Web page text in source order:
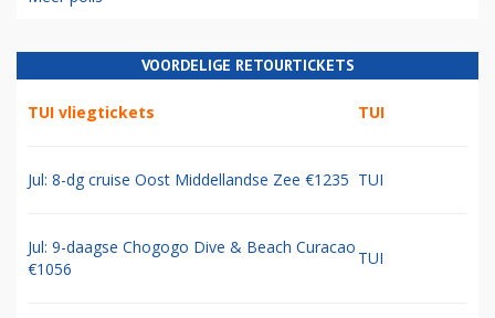
VOORDELIGE RETOURTICKETS
TUI vliegtickets TUI
Jul: 8-dg cruise Oost Middellandse Zee €1235 TUI
Jul: 9-daagse Chogogo Dive & Beach Curacao
€1056
TUI